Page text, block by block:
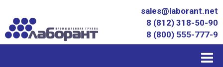
sales@laborant.net
8 (812) 318-50-90
8 (800) 555-777-9